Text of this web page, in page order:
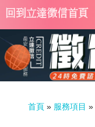
首頁 » 服務項目 »